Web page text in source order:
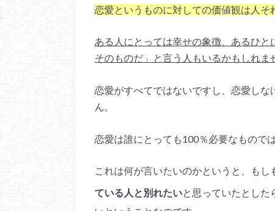
恋愛というものに対しての価値観は人そ
ある人にとっては幸せの象徴、あるひ
そのものだ」と言う人もいるかもしれま
恋愛がすべてではないですし、恋愛し
ん。
恋愛は誰にとっても100％必要なもので
これは何が言いたいのかというと、もし
ている人と別れたいと思っていたとした